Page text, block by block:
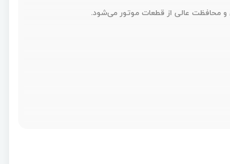
و محافظت عالی از قطعات موتور می‌شود.